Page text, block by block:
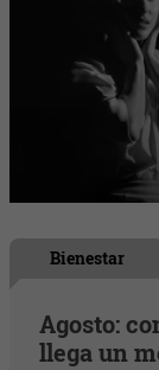
Bienestar
Agosto:
llega un